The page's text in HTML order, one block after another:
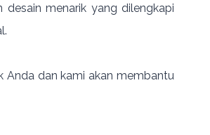
menarik yang dilengkapi
Anda dan kami akan membantu